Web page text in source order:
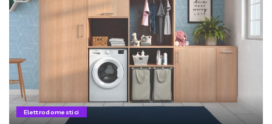
Elettrodomestici